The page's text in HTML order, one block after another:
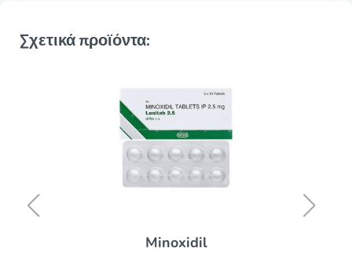
Σχετικά προϊόντα:
Minoxidil